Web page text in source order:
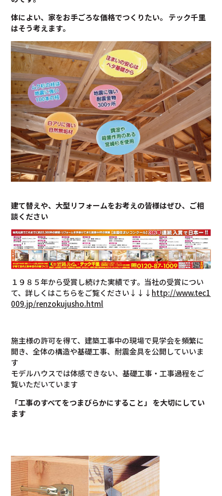
体によい、家をお手ごろな価格でつくりたい。 テック千里
はそう考えます。
建て替えや、大型リフォームをお考えの皆様はぜひ、ご相
談ください
１９８５年から受賞し続けた実績です。当社の受賞につい
て、詳しくはこちらをご覧ください↓↓↓ http://www.tec1
009.jp/renzokujusho.html
施主様の許可を得て、建築工事中の現場で見学会を頻繁に
開き、全体の構造や基礎工事、耐震金具を公開していいま
す
モデルハウスでは体感できない、基礎工事・工事過程をご
覧いただいています
「工事のすべてをつまびらかにすること」 を大切にしてい
ます